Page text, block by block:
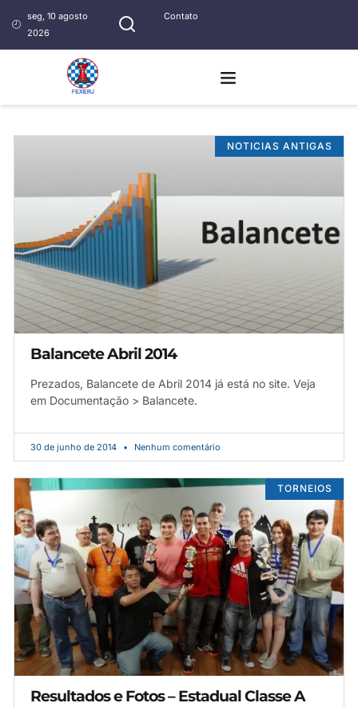
seg, 10 agosto
2026
Contato
NOTICIAS ANTIGAS
Balancete Abril 2014
Prezados, Balancete de Abril 2014 já está no site. Veja
em Documentação > Balancete.
30 de junho de 2014 Nenhum comentário
TORNEIOS
Resultados e Fotos – Estadual Classe A